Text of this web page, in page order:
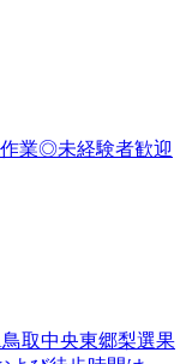
業◎未経験者歓迎
取中央東郷梨選果